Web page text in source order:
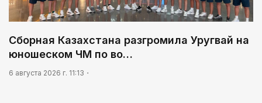
Сборная Казахстана разгромила Уругвай на
юношеском ЧМ по во…
6 августа 2026 г. 11:13